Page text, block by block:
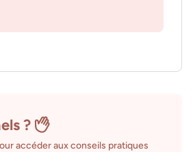
?
accéder aux conseils pratiques